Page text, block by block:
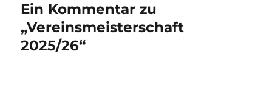
Ein Kommentar zu
„Vereinsmeisterschaft
2025/26“